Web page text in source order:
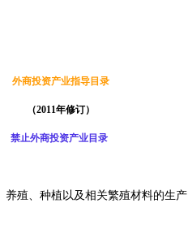
外商投资产业指导目录
（2011年修订）
禁止外商投资产业目录
殖、种植以及相关繁殖材料的生